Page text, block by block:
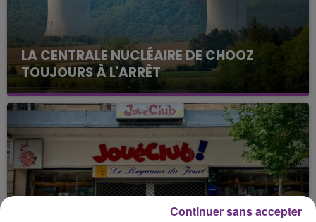
LA CENTRALE NUCLÉAIRE DE CHOOZ
TOUJOURS À L'ARRÊT
Cela fait déjà une semaine que la centrale
nucléaire ardennaise est à l'arrêt. Une situation
justifiée par la sécheresse intense qui est toujours
présente.
Continuer sans accepter